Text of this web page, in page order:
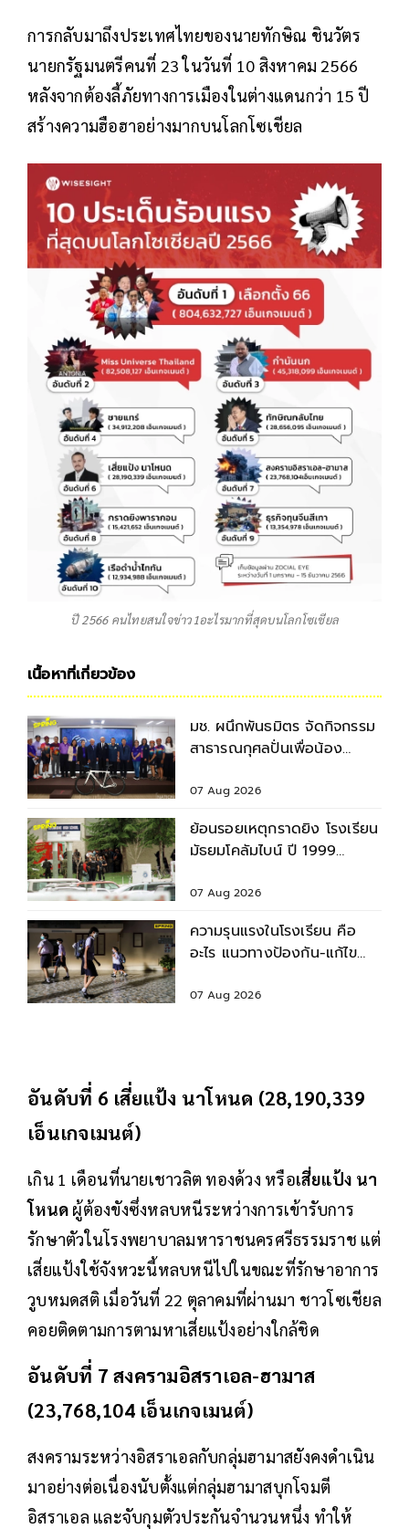
การกลับมาถึงประเทศไทยของนายทักษิณ ชินวัตร
นายกรัฐมนตรีคนที่ 23 ในวันที่ 10 สิงหาคม 2566
หลังจากต้องลี้ภัยทางการเมืองในต่างแดนกว่า 15 ปี
สร้างความฮือฮาอย่างมากบนโลกโซเชียล
ปี 2566 คนไทยสนใจข่าว1อะไรมากที่สุดบนโลกโซเชียล
เนื้อหาที่เกี่ยวข้อง
มช. ผนึกพันธมิตร จัดกิจกรรม
สาธารณกุศลปั่นเพื่อน้อง
07 Aug 2026
ย้อนรอยเหตุกราดยิง โรงเรียน
มัธยมโคลัมไบน์ ปี 1999
07 Aug 2026
ความรุนแรงในโรงเรียน คือ
อะไร แนวทางป้องกัน-แก้ไข
07 Aug 2026
อันดับที่ 6 เสี่ยแป้ง นาโหนด (28,190,339
เอ็นเกจเมนต์)
เกิน 1 เดือนที่นายเชาวลิต ทองด้วง หรือเสี่ยแป้ง นา
โหนด ผู้ต้องขังซึ่งหลบหนีระหว่างการเข้ารับการ
รักษาตัวในโรงพยาบาลมหาราชนครศรีธรรมราช แต่
เสี่ยแป้งใช้จังหวะนี้หลบหนีไปในขณะที่รักษาอาการ
วูบหมดสติ เมื่อวันที่ 22 ตุลาคมที่ผ่านมา ชาวโซเชียล
คอยติดตามการตามหาเสี่ยแป้งอย่างใกล้ชิด
อันดับที่ 7 สงครามอิสราเอล-ฮามาส
(23,768,104 เอ็นเกจเมนต์)
สงครามระหว่างอิสราเอลกับกลุ่มฮามาสยังคงดำเนิน
มาอย่างต่อเนื่องนับตั้งแต่กลุ่มฮามาสบุกโจมตี
อิสราเอล และจับกุมตัวประกันจำนวนหนึ่ง ทำให้